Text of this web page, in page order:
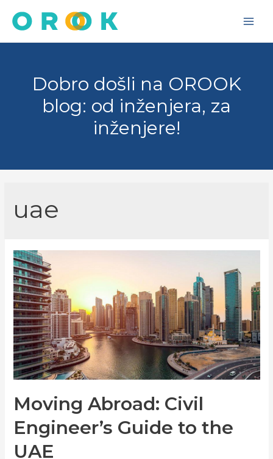
Dobro došli na OROOK
blog: od inženjera, za
inženjere!
uae
Moving Abroad: Civil
Engineer’s Guide to the
UAE